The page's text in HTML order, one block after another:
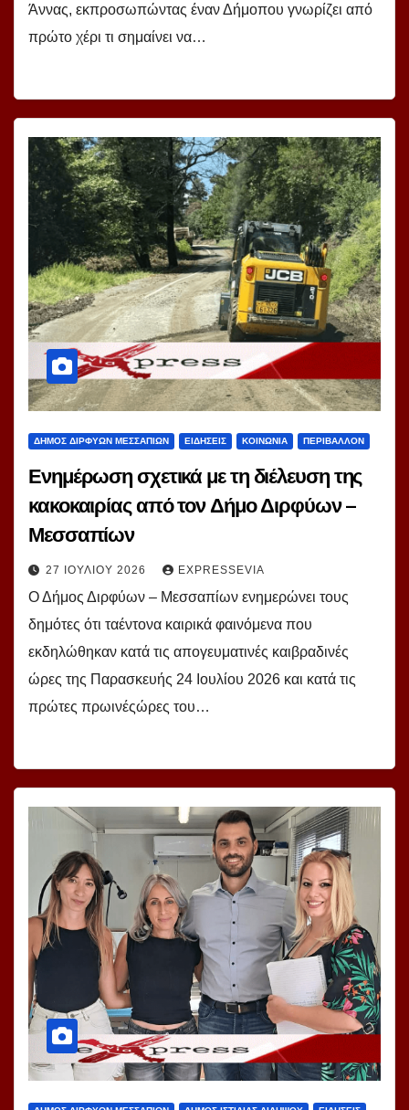
Άννας, εκπροσωπώντας έναν Δήμοπου γνωρίζει από
πρώτο χέρι τι σημαίνει να…
ΔΗΜΟΣ ΔΙΡΦΥΩΝ ΜΕΣΣΑΠΙΩΝ ΕΙΔΗΣΕΙΣ ΚΟΙΝΩΝΙΑ ΠΕΡΙΒΑΛΛΟΝ
Ενημέρωση σχετικά με τη διέλευση της
κακοκαιρίας από τον Δήμο Διρφύων –
Μεσσαπίων
27 ΙΟΥΛΊΟΥ 2026 EXPRESSEVIA
Ο Δήμος Διρφύων – Μεσσαπίων ενημερώνει τους
δημότες ότι ταέντονα καιρικά φαινόμενα που
εκδηλώθηκαν κατά τις απογευματινές καιβραδινές
ώρες της Παρασκευής 24 Ιουλίου 2026 και κατά τις
πρώτες πρωινέςώρες του…